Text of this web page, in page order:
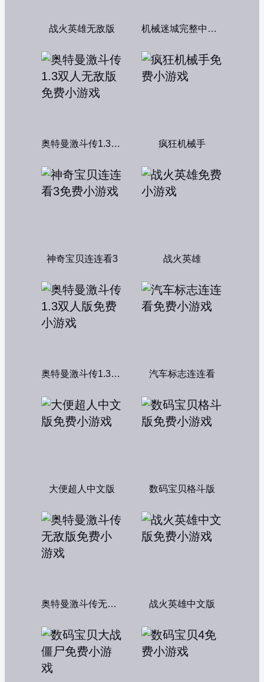
战火英雄无敌版 机械迷城完整中文版
奥特曼激斗传1.3双人无敌版 疯狂机械手
神奇宝贝连连看3 战火英雄
奥特曼激斗传1.3双人版 汽车标志连连看
大便超人中文版 数码宝贝格斗版
奥特曼激斗传无敌版 战火英雄中文版